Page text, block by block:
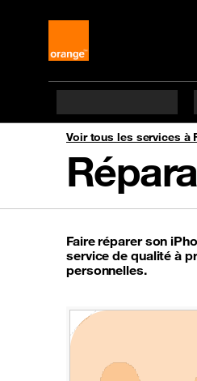
Voir tous les services à
Faire réparer son
service de qualité à
personnelles.